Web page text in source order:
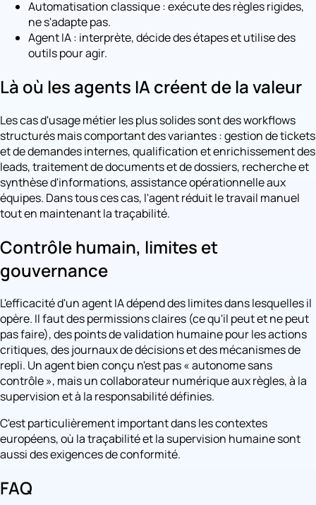
Automatisation classique : exécute des règles rigides,
ne s'adapte pas.
Agent IA : interprète, décide des étapes et utilise des
outils pour agir.
Là où les agents IA créent de la valeur
Les cas d'usage métier les plus solides sont des workflows
structurés mais comportant des variantes : gestion de tickets
et de demandes internes, qualification et enrichissement des
leads, traitement de documents et de dossiers, recherche et
synthèse d'informations, assistance opérationnelle aux
équipes. Dans tous ces cas, l'agent réduit le travail manuel
tout en maintenant la traçabilité.
Contrôle humain, limites et
gouvernance
L'efficacité d'un agent IA dépend des limites dans lesquelles il
opère. Il faut des permissions claires (ce qu'il peut et ne peut
pas faire), des points de validation humaine pour les actions
critiques, des journaux de décisions et des mécanismes de
repli. Un agent bien conçu n'est pas « autonome sans
contrôle », mais un collaborateur numérique aux règles, à la
supervision et à la responsabilité définies.
C'est particulièrement important dans les contextes
européens, où la traçabilité et la supervision humaine sont
aussi des exigences de conformité.
FAQ